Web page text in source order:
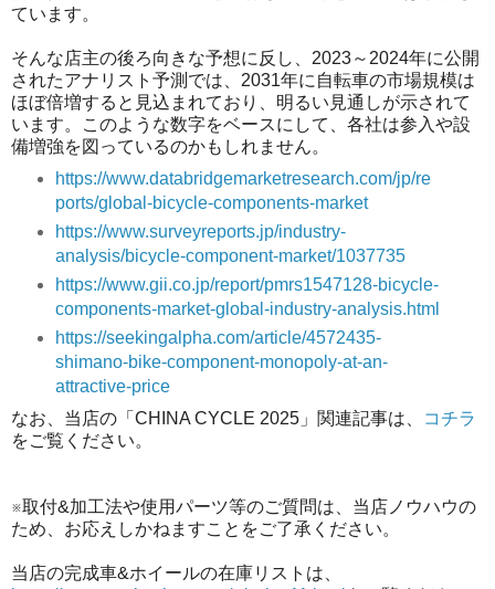
ています。
そんな店主の後ろ向きな予想に反し、2023～2024年に公開
されたアナリスト予測では、2031年に自転車の市場規模は
ほぼ倍増すると見込まれており、明るい見通しが示されて
います。このような数字をベースにして、各社は参入や設
備増強を図っているのかもしれません。
https://www.databridgemarketresearch.com/jp/re
ports/global-bicycle-components-market
https://www.surveyreports.jp/industry-
analysis/bicycle-component-market/1037735
https://www.gii.co.jp/report/pmrs1547128-bicycle-
components-market-global-industry-analysis.html
https://seekingalpha.com/article/4572435-
shimano-bike-component-monopoly-at-an-
attractive-price
なお、当店の「CHINA CYCLE 2025」関連記事は、
コチラ
をご覧ください。
※取付&加工法や使用パーツ等のご質問は、当店ノウハウの
ため、お応えしかねますことをご了承ください。
当店の完成車&ホイールの在庫リストは、